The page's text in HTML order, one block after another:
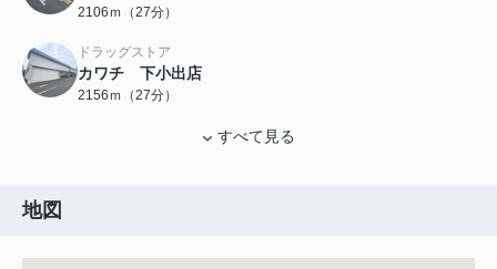
2106ｍ（27分）
ドラッグストア
カワチ 下小出店
2156ｍ（27分）
すべて見る
地図